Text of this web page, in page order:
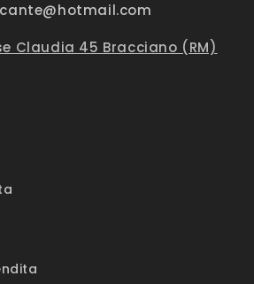
Claudia 45 Bracciano (RM)